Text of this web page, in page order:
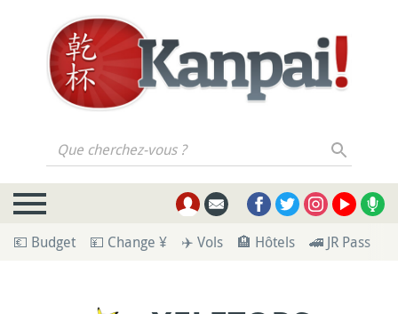
Que cherchez-vous ?
💶 Budget 💴 Change ¥ ✈️ Vols 🏨 Hôtels 🚄 JR Pass